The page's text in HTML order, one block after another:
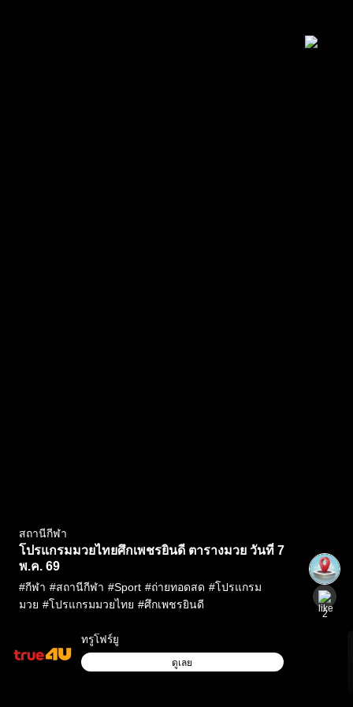
สถานีกีฬา
โปรแกรมมวยไทยศึกเพชรยินดี ตารางมวย วันที่ 7
พ.ค. 69
#กีฬา #สถานีกีฬา #Sport #ถ่ายทอดสด #โปรแกรม
มวย #โปรแกรมมวยไทย #ศึกเพชรยินดี
ทรูโฟร์ยู
ดูเลย
2